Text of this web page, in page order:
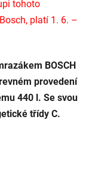
tohoto
platí 1. 6. –
BOSCH
provedení
440 l. Se svou
třídy C.